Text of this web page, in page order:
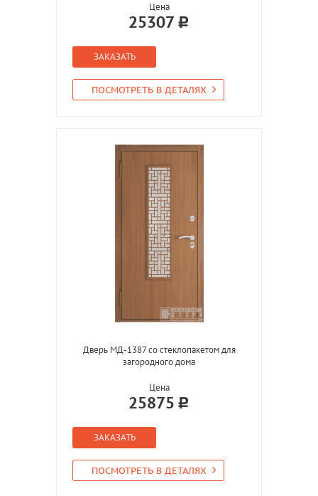
Цена
25307
ЗАКАЗАТЬ
ПОСМОТРЕТЬ В ДЕТАЛЯХ
Дверь МД-1387 со стеклопакетом для
загородного дома
Цена
25875
ЗАКАЗАТЬ
ПОСМОТРЕТЬ В ДЕТАЛЯХ